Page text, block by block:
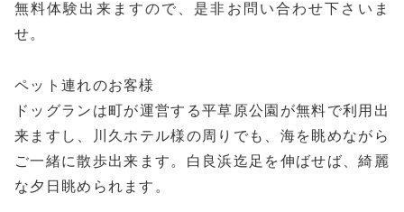
無料体験出来ますので、是非お問い合わせ下さいま
せ。
ペット連れのお客様
ドッグランは町が運営する平草原公園が無料で利用出
来ますし、川久ホテル様の周りでも、海を眺めながら
ご一緒に散歩出来ます。白良浜迄足を伸ばせば、綺麗
な夕日眺められます。